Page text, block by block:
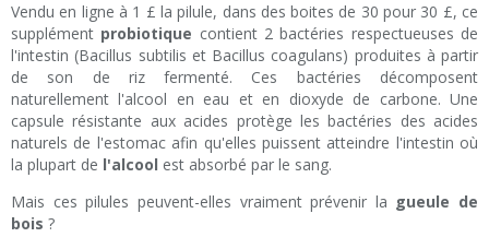
Vendu en ligne à 1 £ la pilule, dans des boites de 30 pour 30 £, ce
supplément probiotique contient 2 bactéries respectueuses de
l'intestin (Bacillus subtilis et Bacillus coagulans) produites à partir
de son de riz fermenté. Ces bactéries décomposent
naturellement l'alcool en eau et en dioxyde de carbone. Une
capsule résistante aux acides protège les bactéries des acides
naturels de l'estomac afin qu'elles puissent atteindre l'intestin où
la plupart de l'alcool est absorbé par le sang.
Mais ces pilules peuvent-elles vraiment prévenir la gueule de
bois ?